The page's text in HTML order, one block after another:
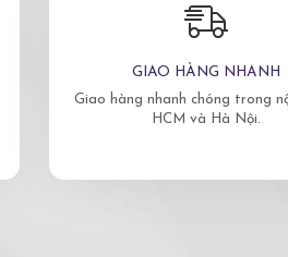
GIAO HÀNG NHANH
Giao hàng nhanh chóng trong
HCM và Hà Nội.